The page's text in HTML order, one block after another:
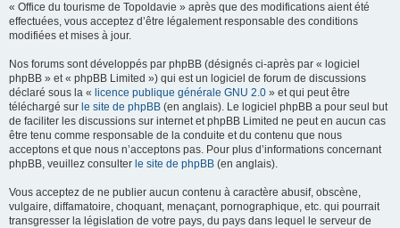
« Office du tourisme de Topoldavie » après que des modifications aient été
effectuées, vous acceptez d’être légalement responsable des conditions
modifiées et mises à jour.
Nos forums sont développés par phpBB (désignés ci-après par « logiciel
phpBB » et « phpBB Limited ») qui est un logiciel de forum de discussions
déclaré sous la « licence publique générale GNU 2.0 » et qui peut être
téléchargé sur le site de phpBB (en anglais). Le logiciel phpBB a pour seul but
de faciliter les discussions sur internet et phpBB Limited ne peut en aucun cas
être tenu comme responsable de la conduite et du contenu que nous
acceptons et que nous n’acceptons pas. Pour plus d’informations concernant
phpBB, veuillez consulter le site de phpBB (en anglais).
Vous acceptez de ne publier aucun contenu à caractère abusif, obscène,
vulgaire, diffamatoire, choquant, menaçant, pornographique, etc. qui pourrait
transgresser la législation de votre pays, du pays dans lequel le serveur de